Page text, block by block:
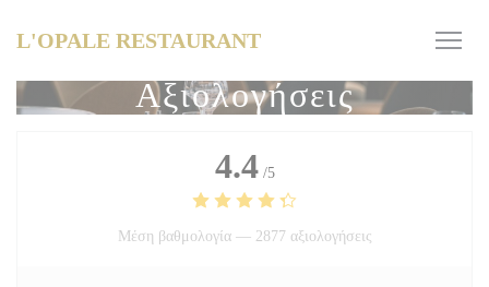
L'OPALE RESTAURANT
Αξιολογήσεις
4.4 /5
Μέση βαθμολογία — 2877 αξιολογήσεις